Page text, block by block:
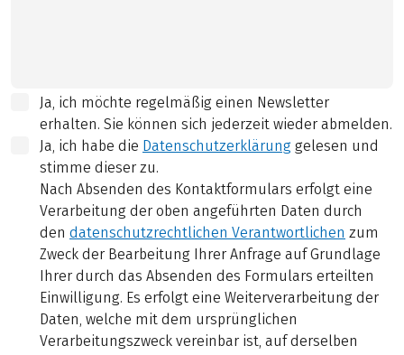
Ja, ich möchte regelmäßig einen Newsletter
erhalten. Sie können sich jederzeit wieder abmelden.
Ja, ich habe die Datenschutzerklärung gelesen und
stimme dieser zu.
Nach Absenden des Kontaktformulars erfolgt eine
Verarbeitung der oben angeführten Daten durch
den datenschutzrechtlichen Verantwortlichen zum
Zweck der Bearbeitung Ihrer Anfrage auf Grundlage
Ihrer durch das Absenden des Formulars erteilten
Einwilligung. Es erfolgt eine Weiterverarbeitung der
Daten, welche mit dem ursprünglichen
Verarbeitungszweck vereinbar ist, auf derselben